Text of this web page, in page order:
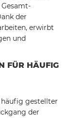
der
erwirbt
und
FÜR HÄUFIG
gestellter
der